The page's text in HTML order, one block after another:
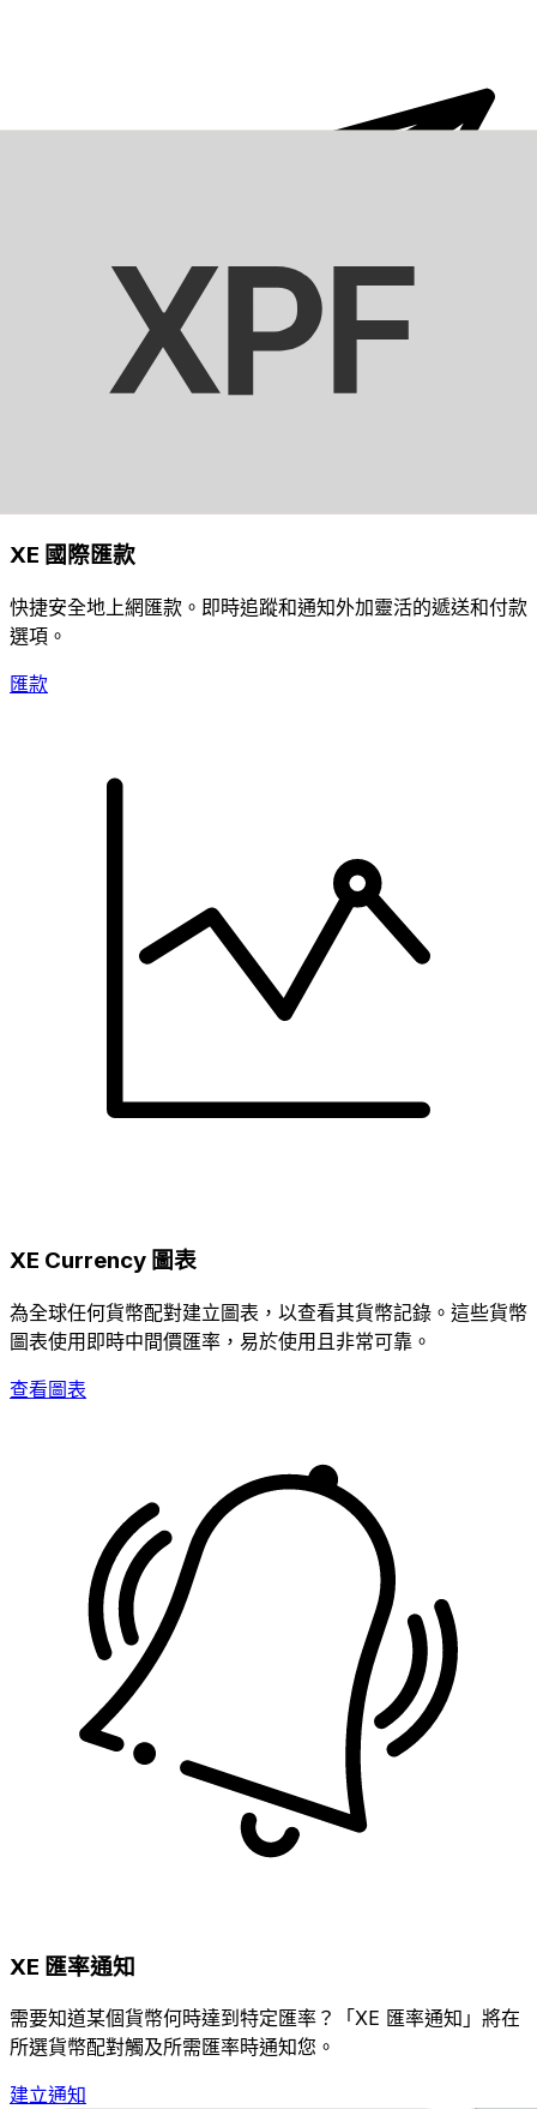
XE 國際匯款
快捷安全地上網匯款。即時追蹤和通知外加靈活的遞送和付款
選項。
匯款
XE Currency 圖表
為全球任何貨幣配對建立圖表，以查看其貨幣記錄。這些貨幣
圖表使用即時中間價匯率，易於使用且非常可靠。
查看圖表
XE 匯率通知
需要知道某個貨幣何時達到特定匯率？「XE 匯率通知」將在
所選貨幣配對觸及所需匯率時通知您。
建立通知